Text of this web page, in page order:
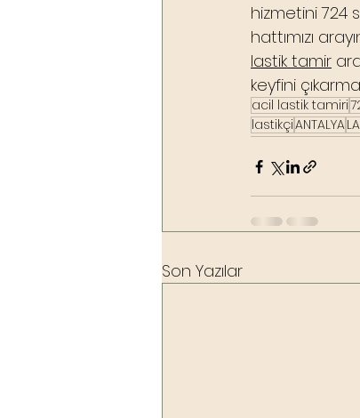
hizmetini 724
hattımızı
lastik tamir
keyfini
acil lastik tamiri
lastikçiANTALYA
Son Yazılar